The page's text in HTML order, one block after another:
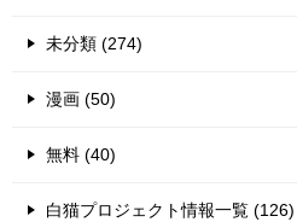
未分類 (274)
漫画 (50)
無料 (40)
白猫プロジェクト情報一覧 (126)